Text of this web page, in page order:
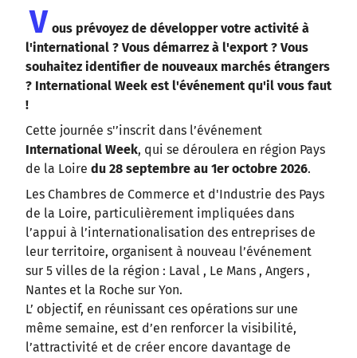
V ous prévoyez de développer votre activité à
l'international ? Vous démarrez à l'export ? Vous
souhaitez identifier de nouveaux marchés étrangers
? International Week est l'événement qu'il vous faut
!
Cette journée s'’inscrit dans l’événement
International Week, qui se déroulera en région Pays
de la Loire du 28 septembre au 1er octobre 2026.
Les Chambres de Commerce et d'Industrie des Pays
de la Loire, particulièrement impliquées dans
l’appui à l’internationalisation des entreprises de
leur territoire, organisent à nouveau l’événement
sur 5 villes de la région : Laval , Le Mans , Angers ,
Nantes et la Roche sur Yon.
L’ objectif, en réunissant ces opérations sur une
même semaine, est d’en renforcer la visibilité,
l’attractivité et de créer encore davantage de